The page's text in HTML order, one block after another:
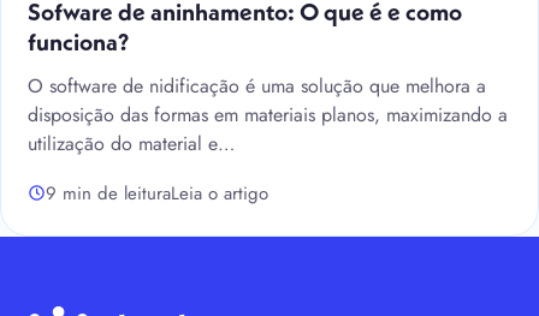
Sofware de aninhamento: O que é e como
funciona?
O software de nidificação é uma solução que melhora a
disposição das formas em materiais planos, maximizando a
utilização do material e…
9 min de leituraLeia o artigo